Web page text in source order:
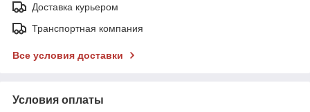
Доставка курьером
Транспортная компания
Все условия доставки
Условия оплаты